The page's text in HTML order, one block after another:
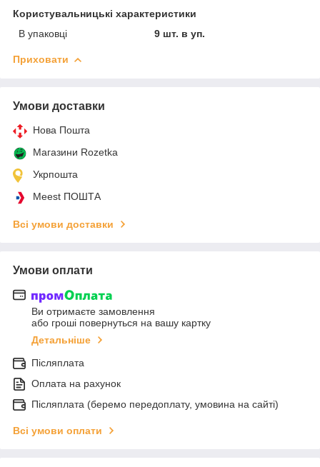
Користувальницькі характеристики
В упаковці
9 шт. в уп.
Приховати
Умови доставки
Нова Пошта
Магазини Rozetka
Укрпошта
Meest ПОШТА
Всі умови доставки
Умови оплати
Ви отримаєте замовлення
або гроші повернуться на вашу картку
Детальніше
Післяплата
Оплата на рахунок
Післяплата (беремо передоплату, умовина на сайті)
Всі умови оплати